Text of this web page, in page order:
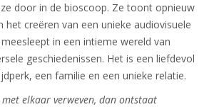
door in de bioscoop. Ze toont opnieuw
het creëren van een unieke audiovisuele
in een intieme wereld van
geschiedenissen. Het is een liefdevol
een familie en een unieke relatie.
met elkaar verweven, dan ontstaat